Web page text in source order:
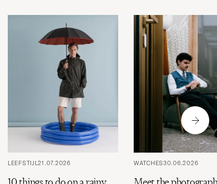
LEEFSTIJL21.07.2026 WATCHES30.06.2026